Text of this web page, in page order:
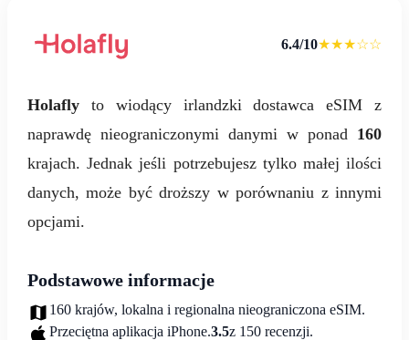
6.4/10★★★☆☆
Holaflyto wiodący irlandzki dostawca eSIM z
naprawdę nieograniczonymi danymi w ponad 160
krajach. Jednak jeśli potrzebujesz tylko małej ilości
danych, może być droższy w porównaniu z innymi
opcjami.
Podstawowe informacje
160 krajów, lokalna i regionalna nieograniczona eSIM.
Przeciętna aplikacja iPhone.3.5z 150 recenzji.